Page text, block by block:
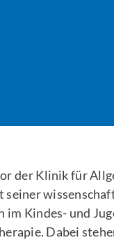
der Klinik für
Kindes- und
Dabei